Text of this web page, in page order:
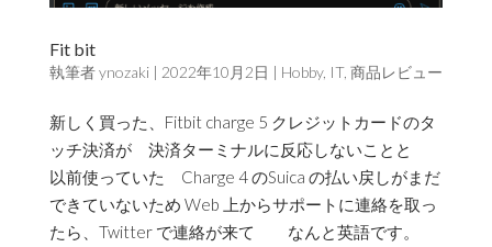
Fit bit
執筆者ynozaki| 2022年10月2日 | Hobby, IT, 商品レビュー
新しく買った、Fitbit charge 5 クレジットカードのタ
ッチ決済が 決済ターミナルに反応しないことと
以前使っていた Charge 4 のSuica の払い戻しがまだ
できていないため Web 上からサポートに連絡を取っ
たら、Twitter で連絡が来て なんと英語です。